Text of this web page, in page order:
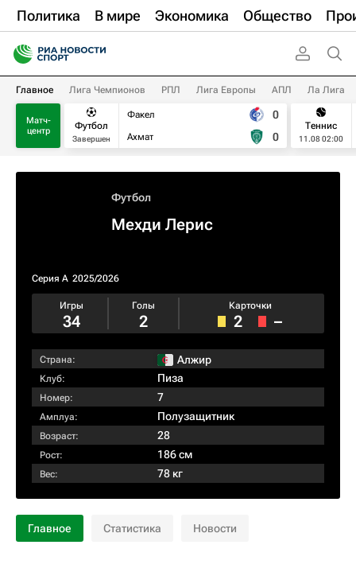
Политика В мире Экономика Общество
Главное Лига Чемпионов РПЛ Лига Европы АПЛ Ла Лига
Матч-
центр
Футбол
Завершен
Факел
Ахмат
0
0
Теннис
11.08 02:00
Футбол
Мехди Лерис
Серия А 2025/2026
Игры
34
Голы
2
Карточки
2 –
Страна: Алжир
Клуб: Пиза
Номер: 7
Амплуа: Полузащитник
Возраст: 28
Рост: 186 см
Вес: 78 кг
Главное Статистика Новости